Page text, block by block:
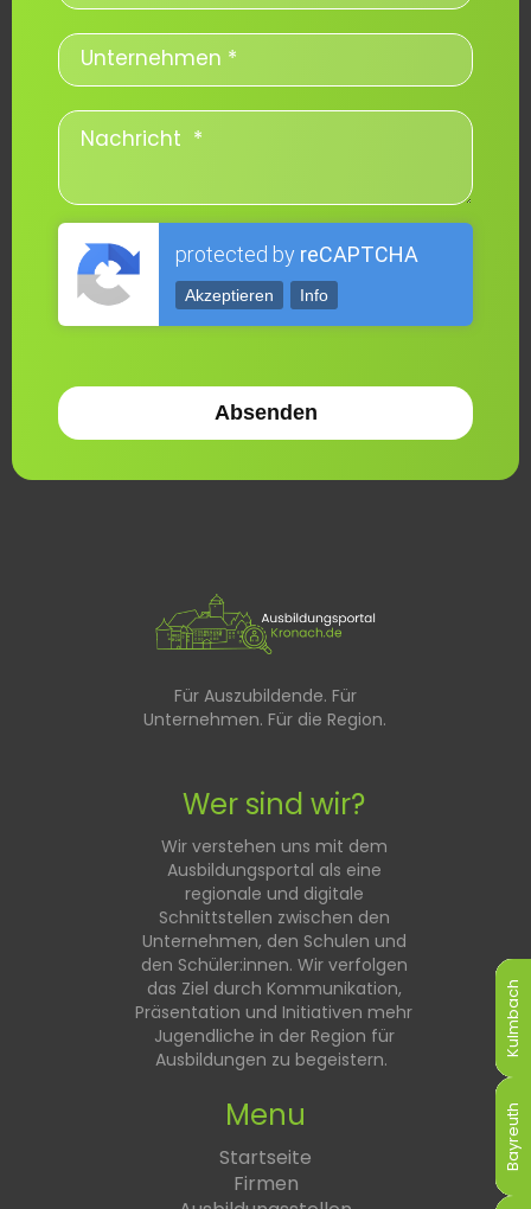
Kulmbach
Bayreuth
Kulmbach
Bayreuth
Kulmbach
Bayreuth
Kulmbach
Bayreuth
Kulmbach
Bayreuth
Kulmbach
Bayreuth
protected by reCAPTCHA
Akzeptieren Info
Für Auszubildende. Für
Unternehmen. Für die Region.
Wer sind wir?
Wir verstehen uns mit dem
Ausbildungsportal als eine
regionale und digitale
Schnittstellen zwischen den
Unternehmen, den Schulen und
den Schüler:innen. Wir verfolgen
das Ziel durch Kommunikation,
Präsentation und Initiativen mehr
Jugendliche in der Region für
Ausbildungen zu begeistern.
Menu
Startseite
Firmen